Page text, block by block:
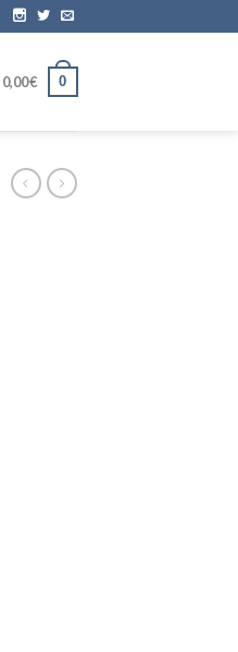
0,00€ 0